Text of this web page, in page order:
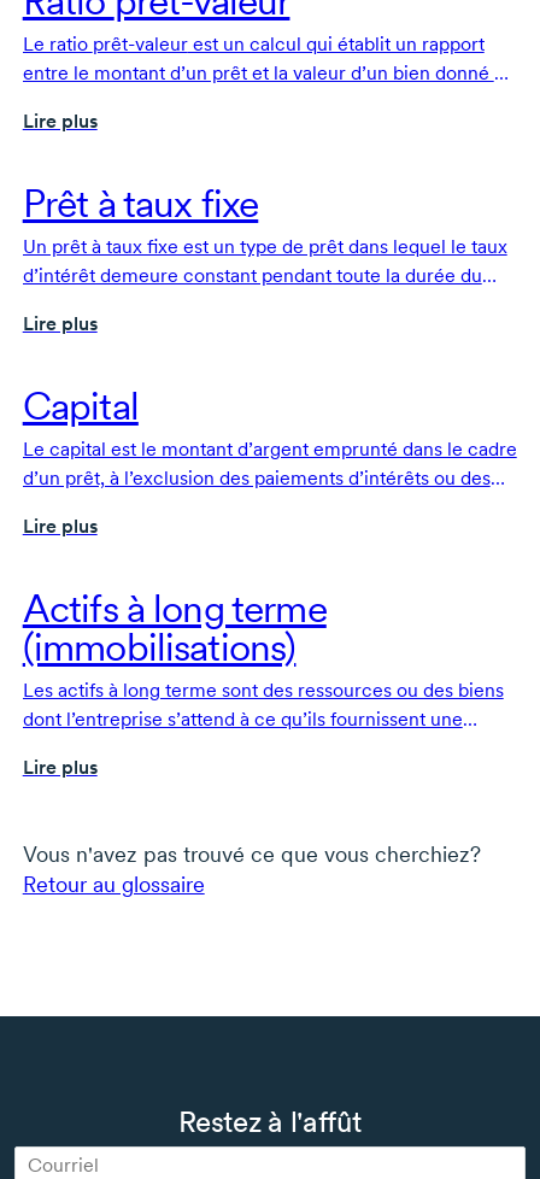
Le ratio prêt-valeurest un calcul qui établit un rapport
entre le montant d’un prêt et la valeur d’un bien donné en
prêt garanti.
Lire plus
Prêt à taux fixe
Un prêt à taux fixe est un type de prêt dans lequel le taux
d’intérêt demeure constant pendant toute la durée du
stables pour la personne qui emprunte.
Lire plus
Capital
Le capital est le montant d’argent emprunté dans le cadre
d’un prêt, à l’exclusion des paiements d’intérêts ou des
Lire plus
Actifs à long terme
(immobilisations)
Les actifs à long terme sont des ressources ou des biens
dont l’entreprise s’attend à ce qu’ils fournissent une
l’équipement, les biens immobiliers ou les placements.
Lire plus
Vous n'avez pas trouvé ce que vous cherchiez?
Retour au glossaire
Restez à l'affût